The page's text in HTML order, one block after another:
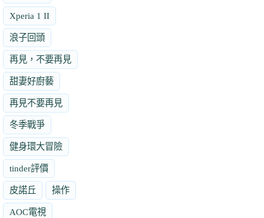
Xperia 1 II
浪子回頭
再見，不要再見
甜妻好廚藝
再見不要再見
冬季戰爭
健身環大冒險
tinder評價
皮諾丘 操作
AOC電視